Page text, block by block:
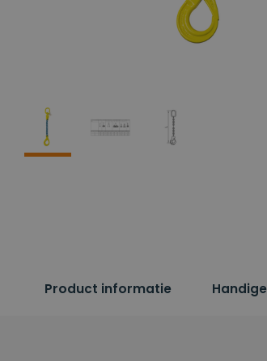
Product informatie